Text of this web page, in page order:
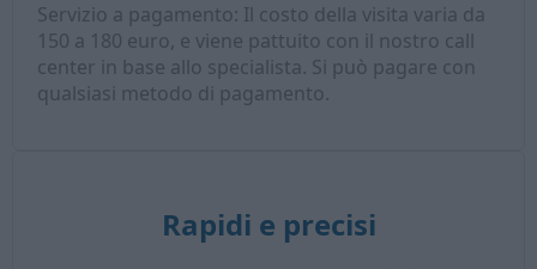
Servizio a pagamento: Il costo della visita varia da
150 a 180 euro, e viene pattuito con il nostro call
center in base allo specialista. Si può pagare con
qualsiasi metodo di pagamento.
Rapidi e precisi